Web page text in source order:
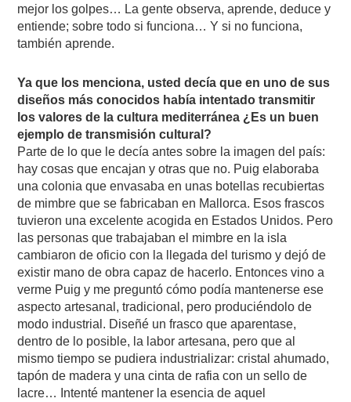
mejor los golpes… La gente observa, aprende, deduce y
entiende; sobre todo si funciona… Y si no funciona,
también aprende.
Ya que los menciona, usted decía que en uno de sus
diseños más conocidos había intentado transmitir
los valores de la cultura mediterránea ¿Es un buen
ejemplo de transmisión cultural?
Parte de lo que le decía antes sobre la imagen del país:
hay cosas que encajan y otras que no. Puig elaboraba
una colonia que envasaba en unas botellas recubiertas
de mimbre que se fabricaban en Mallorca. Esos frascos
tuvieron una excelente acogida en Estados Unidos. Pero
las personas que trabajaban el mimbre en la isla
cambiaron de oficio con la llegada del turismo y dejó de
existir mano de obra capaz de hacerlo. Entonces vino a
verme Puig y me preguntó cómo podía mantenerse ese
aspecto artesanal, tradicional, pero produciéndolo de
modo industrial. Diseñé un frasco que aparentase,
dentro de lo posible, la labor artesana, pero que al
mismo tiempo se pudiera industrializar: cristal ahumado,
tapón de madera y una cinta de rafia con un sello de
lacre… Intenté mantener la esencia de aquel